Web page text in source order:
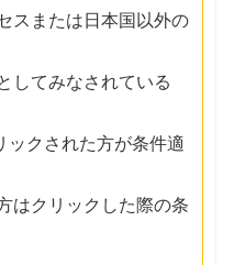
スまたは日本国以外の
してみなされている
ックされた方が条件適
はクリックした際の条